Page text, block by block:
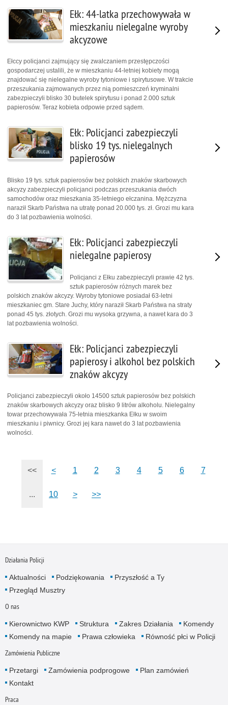
Ełk: 44-latka przechowywała w
mieszkaniu nielegalne wyroby
akcyzowe
Ełccy policjanci zajmujący się zwalczaniem przestępczości
gospodarczej ustalili, że w mieszkaniu 44-letniej kobiety mogą
znajdować się nielegalne wyroby tytoniowe i spirytusowe. W trakcie
przeszukania zajmowanych przez nią pomieszczeń kryminalni
zabezpieczyli blisko 30 butelek spirytusu i ponad 2.000 sztuk
papierosów. Teraz kobieta odpowie przed sądem.
Ełk: Policjanci zabezpieczyli
blisko 19 tys. nielegalnych
papierosów
Blisko 19 tys. sztuk papierosów bez polskich znaków skarbowych
akcyzy zabezpieczyli policjanci podczas przeszukania dwóch
samochodów oraz mieszkania 35-letniego ełczanina. Mężczyzna
naraził Skarb Państwa na utratę ponad 20.000 tys. zł. Grozi mu kara
do 3 lat pozbawienia wolności.
Ełk: Policjanci zabezpieczyli
nielegalne papierosy
Policjanci z Ełku zabezpieczyli prawie 42 tys.
sztuk papierosów różnych marek bez
polskich znaków akcyzy. Wyroby tytoniowe posiadał 63-letni
mieszkaniec gm. Stare Juchy, który naraził Skarb Państwa na straty
ponad 45 tys. złotych. Grozi mu wysoka grzywna, a nawet kara do 3
lat pozbawienia wolności.
Ełk: Policjanci zabezpieczyli
papierosy i alkohol bez polskich
znaków akcyzy
Policjanci zabezpieczyli około 14500 sztuk papierosów bez polskich
znaków skarbowych akcyzy oraz blisko 9 litrów alkoholu. Nielegalny
towar przechowywała 75-letnia mieszkanka Ełku w swoim
mieszkaniu i piwnicy. Grozi jej kara nawet do 3 lat pozbawienia
wolności.
<< < 1 2 3 4 5 6 7
... 10 > >>
Działania Policji
Aktualności Podziękowania
Przyszłość a Ty
Przegląd Musztry
O nas
Kierownictwo KWP Struktura Zakres Działania
Komendy
Komendy na mapie
Prawa człowieka Równość płci w Policji
Zamówienia Publiczne
Przetargi Zamówienia podprogowe
Plan zamówień
Kontakt
Praca